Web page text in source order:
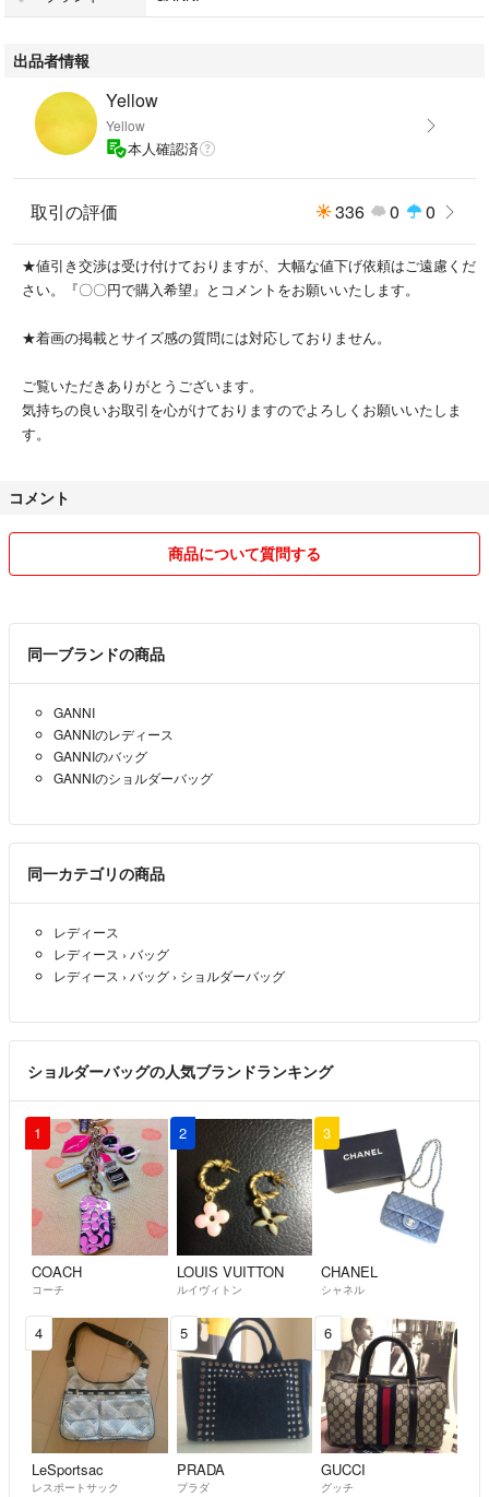
●商品
バケットバッグ
ピンク
画像の色合いはご使用の機器によって若干違いが出る場合がございます。
●素材
リサイクルレザー
ストラップ(開口部より全長) 100cm
素人採寸のため多少の誤差はご容赦ください。
●商品状態
《状態》 S
Ｓ 新品〜新品同様の商品
AA 中古品として良い
Ａ 中古品としてまあまあ良い
Ｂ 中古品として普通
Ｃ 中古品として悪いがまだ使える
汚れやダメージなど状態の感じ方には個人差がありますのでしっかりと画
像をご確認ください。
●特徴
レディース
カジュアル
チェーン
金具
スナップボタン
人気
●付属品
保存袋
出品者情報
Yellow
Yellow
本人確認済
取引の評価 336 0 0
★値引き交渉は受け付けておりますが、大幅な値下げ依頼はご遠慮くだ
さい。『〇〇円で購入希望』とコメントをお願いいたします。
★着画の掲載とサイズ感の質問には対応しておりません。
ご覧いただきありがとうございます。
気持ちの良いお取引を心がけておりますのでよろしくお願いいたしま
す。
コメント
商品について質問する
同一ブランドの商品
GANNI
GANNIのレディース
GANNIのバッグ
GANNIのショルダーバッグ
同一カテゴリの商品
レディース
レディース › バッグ
レディース › バッグ › ショルダーバッグ
ショルダーバッグの人気ブランドランキング
1
COACH
コーチ
2
LOUIS VUITTON
ルイヴィトン
3
CHANEL
シャネル
4
LeSportsac
レスポートサック
5
PRADA
プラダ
6
GUCCI
グッチ